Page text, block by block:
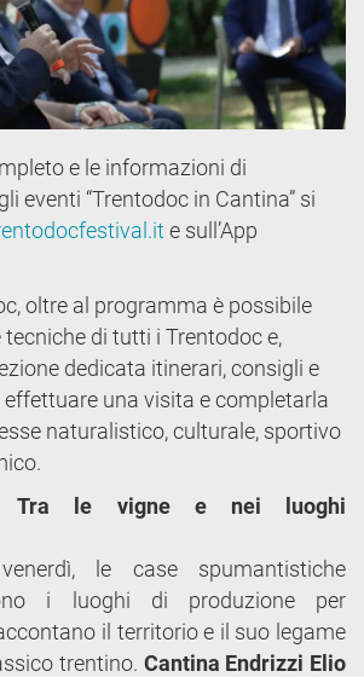
e le informazioni di
eventi “Trentodoc in Cantina” si
e sull’App
oltre al programma è possibile
di tutti i Trentodoc e,
dedicata itinerari, consigli e
una visita e completarla
naturalistico, culturale, sportivo
Tra le vigne e nei luoghi
le case spumantistiche
i luoghi di produzione per
il territorio e il suo legame
trentino. Cantina Endrizzi Elio